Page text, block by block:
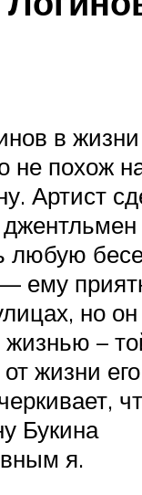
в жизни
не похож
Артист
любую
ему
но
–
жизни
Букина
я.